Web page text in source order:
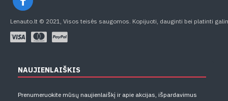
Lenauto.lt © 2021, Visos teisės saugomos. Kopijuoti, dauginti bei platinti
NAUJIENLAIŠKIS
Prenumeruokite mūsų naujienlaiškį ir apie akcijas, išpardavimus